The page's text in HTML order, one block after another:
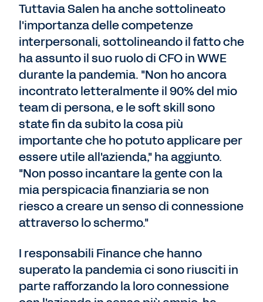
Tuttavia Salen ha anche sottolineato
l'importanza delle competenze
interpersonali, sottolineando il fatto che
ha assunto il suo ruolo di CFO in WWE
durante la pandemia. "Non ho ancora
incontrato letteralmente il 90% del mio
team di persona, e le soft skill sono
state fin da subito la cosa più
importante che ho potuto applicare per
essere utile all'azienda," ha aggiunto.
"Non posso incantare la gente con la
mia perspicacia finanziaria se non
riesco a creare un senso di connessione
attraverso lo schermo."
I responsabili Finance che hanno
superato la pandemia ci sono riusciti in
parte rafforzando la loro connessione